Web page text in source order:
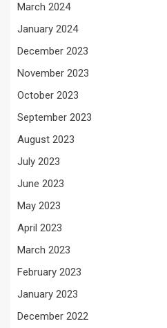
March 2024
January 2024
December 2023
November 2023
October 2023
September 2023
August 2023
July 2023
June 2023
May 2023
April 2023
March 2023
February 2023
January 2023
December 2022